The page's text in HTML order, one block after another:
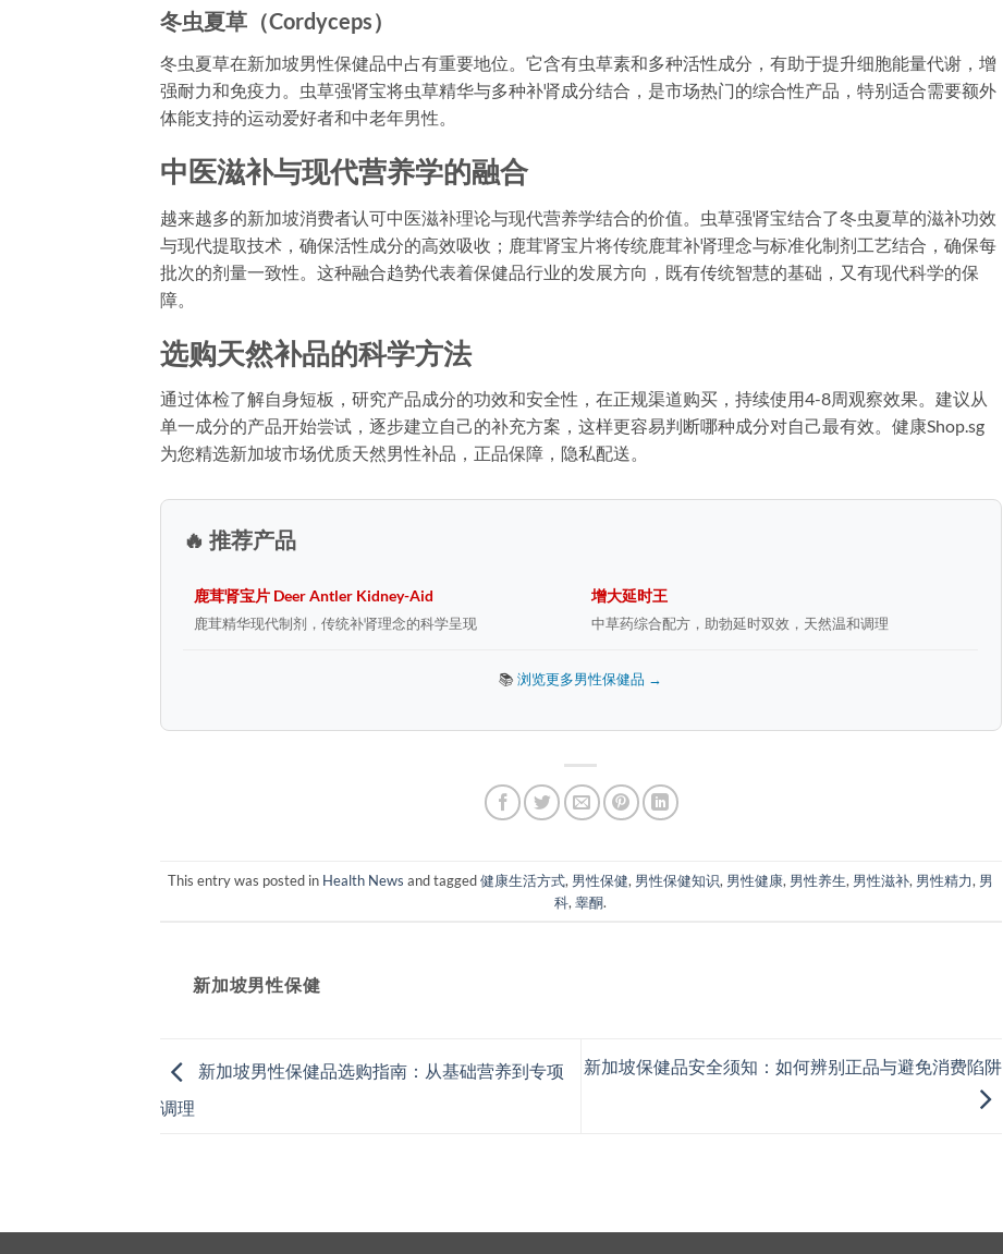
冬虫夏草（Cordyceps）
冬虫夏草在新加坡男性保健品中占有重要地位。它含有虫草素和多种活性成分，有助于提升细胞能量代谢，增
强耐力和免疫力。虫草强肾宝将虫草精华与多种补肾成分结合，是市场热门的综合性产品，特别适合需要额外
体能支持的运动爱好者和中老年男性。
中医滋补与现代营养学的融合
越来越多的新加坡消费者认可中医滋补理论与现代营养学结合的价值。虫草强肾宝结合了冬虫夏草的滋补功效
与现代提取技术，确保活性成分的高效吸收；鹿茸肾宝片将传统鹿茸补肾理念与标准化制剂工艺结合，确保每
批次的剂量一致性。这种融合趋势代表着保健品行业的发展方向，既有传统智慧的基础，又有现代科学的保
障。
选购天然补品的科学方法
通过体检了解自身短板，研究产品成分的功效和安全性，在正规渠道购买，持续使用4-8周观察效果。建议从
单一成分的产品开始尝试，逐步建立自己的补充方案，这样更容易判断哪种成分对自己最有效。健康Shop.sg
为您精选新加坡市场优质天然男性补品，正品保障，隐私配送。
🔥 推荐产品
鹿茸肾宝片 Deer Antler Kidney-Aid
鹿茸精华现代制剂，传统补肾理念的科学呈现
增大延时王
中草药综合配方，助勃延时双效，天然温和调理
📚浏览更多男性保健品 →
This entry was posted in Health News and tagged健康生活方式, 男性保健, 男性保健知识, 男性健康, 男性养生, 男性滋补, 男性精力, 男
科,睾酮.
新加坡男性保健​
新加坡男性保健品选购指南：从基础营养到专项
调理
新加坡保健品安全须知：如何辨别正品与避免消费陷阱